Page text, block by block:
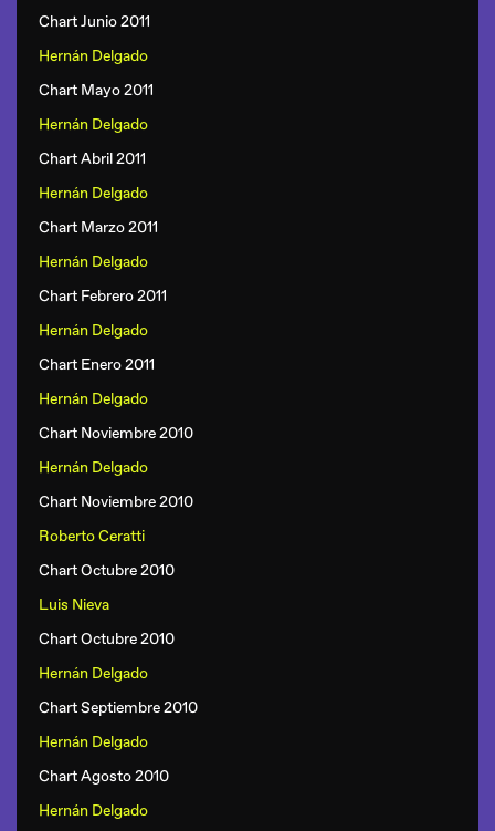
Chart Junio 2011
Hernán Delgado
Chart Mayo 2011
Hernán Delgado
Chart Abril 2011
Hernán Delgado
Chart Marzo 2011
Hernán Delgado
Chart Febrero 2011
Hernán Delgado
Chart Enero 2011
Hernán Delgado
Chart Noviembre 2010
Hernán Delgado
Chart Noviembre 2010
Roberto Ceratti
Chart Octubre 2010
Luis Nieva
Chart Octubre 2010
Hernán Delgado
Chart Septiembre 2010
Hernán Delgado
Chart Agosto 2010
Hernán Delgado